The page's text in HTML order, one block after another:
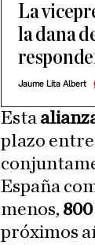
La
la dana
Jaume Lita Albert
Esta
plazo
España
menos,
próximos